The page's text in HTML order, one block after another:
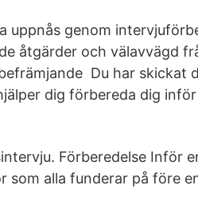
uppnås genom
åtgärder och välavvägd
Du har skickat
dig förbereda dig
Förberedelse Inför
alla funderar på före